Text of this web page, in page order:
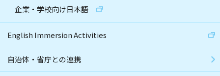
企業・学校向け日本語
English Immersion Activities
自治体・省庁との連携